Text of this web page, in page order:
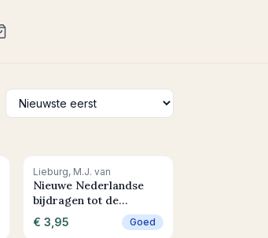
+ In winkelwagen
Lieburg, M.J. van
Nieuwe Nederlandse
bijdragen tot de
geschiedenis der
geneeskunde en der
€ 3,95 Goed